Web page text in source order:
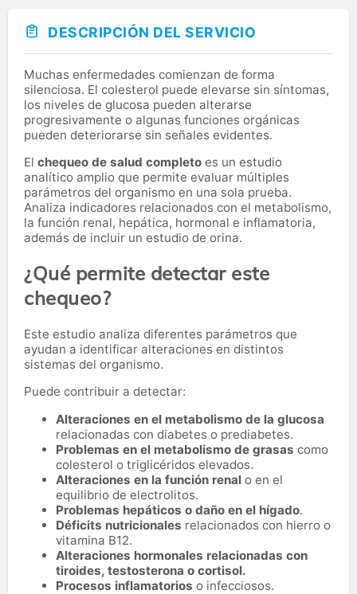
DESCRIPCIÓN DEL SERVICIO
Muchas enfermedades comienzan de forma
silenciosa. El colesterol puede elevarse sin síntomas,
los niveles de glucosa pueden alterarse
progresivamente o algunas funciones orgánicas
pueden deteriorarse sin señales evidentes.
El chequeo de salud completo es un estudio
analítico amplio que permite evaluar múltiples
parámetros del organismo en una sola prueba.
Analiza indicadores relacionados con el metabolismo,
la función renal, hepática, hormonal e inflamatoria,
además de incluir un estudio de orina.
¿Qué permite detectar este
chequeo?
Este estudio analiza diferentes parámetros que
ayudan a identificar alteraciones en distintos
sistemas del organismo.
Puede contribuir a detectar:
Alteraciones en el metabolismo de la glucosa
relacionadas con diabetes o prediabetes.
Problemas en el metabolismo de grasas como
colesterol o triglicéridos elevados.
Alteraciones en la función renal o en el
equilibrio de electrolitos.
Problemas hepáticos o daño en el hígado.
Déficits nutricionales relacionados con hierro o
vitamina B12.
Alteraciones hormonales relacionadas con
tiroides, testosterona o cortisol.
Procesos inflamatorios o infecciosos.